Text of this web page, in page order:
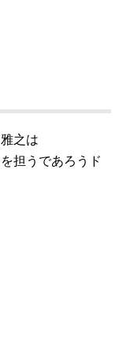
之は
担うであろうド